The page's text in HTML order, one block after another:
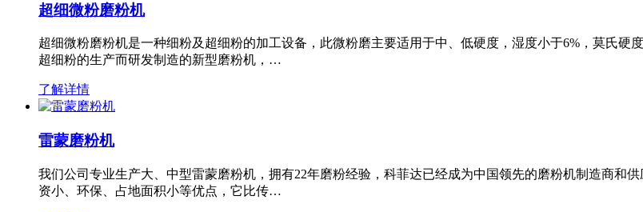
超细微粉磨粉机
超细微粉磨粉机是一种细粉及超细粉的加工设备，此微粉磨主要适用于中、低硬度，湿度小于6%，莫氏硬
超细粉的生产而研发制造的新型磨粉机，…
了解详情
雷蒙磨粉机
我们公司专业生产大、中型雷蒙磨粉机，拥有22年磨粉经验，科菲达已经成为中国领先的磨粉机制造商和
资小、环保、占地面积小等优点，它比传…